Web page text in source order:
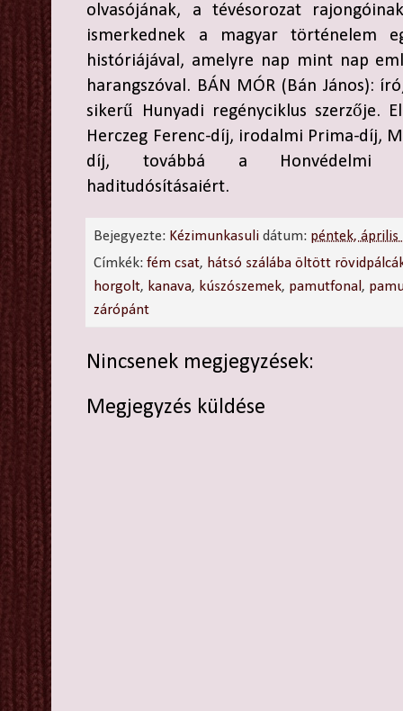
olvasójának, a tévésorozat
ismerkednek a magyar történelem
históriájával, amelyre nap mint nap
harangszóval. BÁN MÓR (Bán János):
sikerű Hunyadi regényciklus szerzője.
Herczeg Ferenc-díj, irodalmi Prima-díj,
díj, továbbá a Honvédelmi
haditudósításaiért.
Bejegyezte: Kézimunkasuli dátum: péntek, április
Címkék:fém csat, hátsó szálába öltött
horgolt, kanava, kúszószemek, pamutfonal ,
zárópánt
Nincsenek megjegyzések:
Megjegyzés küldése